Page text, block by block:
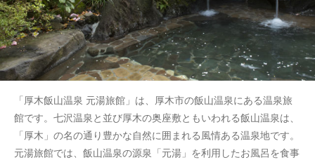
「厚木飯山温泉 元湯旅館」は、厚木市の飯山温泉にある温泉旅
館です。七沢温泉と並び厚木の奥座敷ともいわれる飯山温泉は、
「厚木」の名の通り豊かな自然に囲まれる風情ある温泉地です。
元湯旅館では、飯山温泉の源泉「元湯」を利用したお風呂を食事